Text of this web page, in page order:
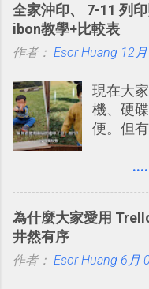
的軟體
保持聯
台，可
戶 。
改造
程看板
線，對
張資料
書時建
規劃自
圖」在
多問題
稱。
時帶來
享合作
全家沖印、 7-11 列
ibon教學+比較表
作者： Esor Huang 12
現在大
機、硬
便。但
要製作
片？而
（或是
為什麼大家愛用
井然有序
作者： Esor Huang 6月